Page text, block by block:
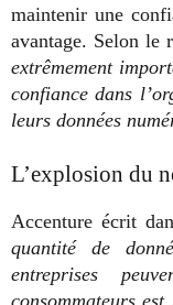
maintenir une
avantage. Selon le
extrêmement
confiance dans
leurs données
L’explosion du
Accenture écrit
quantité de
entreprises
consommateurs